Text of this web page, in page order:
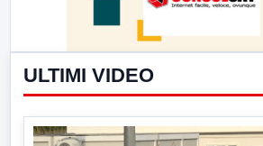
ULTIMI VIDEO